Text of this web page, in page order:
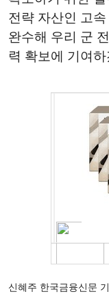
전략 자산인 고
완수해 우리 군
력 확보에 기여
신혜주 한국금융신문